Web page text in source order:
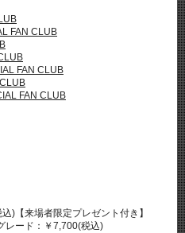
FAN CLUB
FAN CLUB
FAN CLUB
)【来場者限定プレゼント付き】
レード：￥7,700(税込)